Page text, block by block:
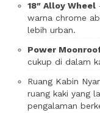
18″ Alloy Wheel
warna chrome
lebih urban.
Power
cukup di dalam
Ruang Kabin
ruang kaki yang
pengalaman